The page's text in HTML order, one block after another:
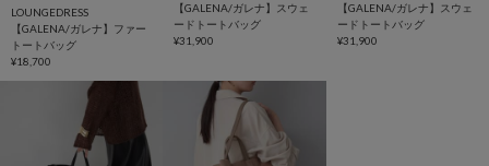
LOUNGEDRESS
【GALENA/ガレナ】ファー
トートバッグ
¥18,700
【GALENA/ガレナ】スウェ
ードトートバッグ
¥31,900
【GALENA/ガレナ】スウェ
ードトートバッグ
¥31,900